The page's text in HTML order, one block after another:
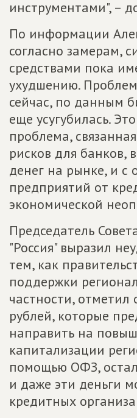
инструментами", –
По информации
согласно замерам,
средствами пока
ухудшению.
сейчас, по данным
еще усугубилась.
проблема,
рисков для банков,
денег на рынке, и с
предприятий от
экономической
Председатель
"Россия" выразил
тем, как
поддержки
частности,
рублей, которые
направить на
капитализации
помощью ОФЗ,
и даже эти деньги
кредитных